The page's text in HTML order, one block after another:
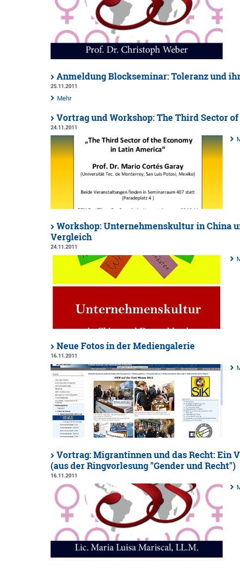
Anmeldung Blockseminar: Toleranz und
25.11.2011
Mehr
Vortrag und Workshop: The Third Sector
24.11.2011
Workshop: Unternehmenskultur in China
Vergleich
24.11.2011
Neue Fotos in der Mediengalerie
16.11.2011
Vortrag: Migrantinnen und das Recht: Ein
(aus der Ringvorlesung "Gender und Recht")
16.11.2011